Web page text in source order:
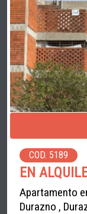
COD. 5189
EN
Apartamento
Durazno ,